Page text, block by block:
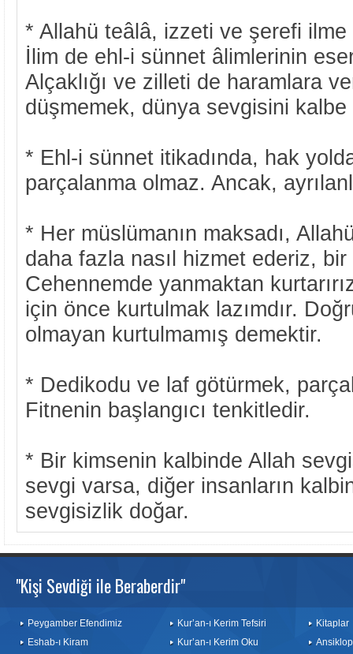
* Allahü teâlâ, izzeti ve şerefi
İlim de ehl-i sünnet âlimlerinin
Alçaklığı ve zilleti de haramlara
düşmemek, dünya sevgisini kalbe
* Ehl-i sünnet itikadında, hak
parçalanma olmaz. Ancak,
* Her müslümanın maksadı,
daha fazla nasıl hizmet ederiz, bir
Cehennemde yanmaktan
için önce kurtulmak lazımdır.
olmayan kurtulmamış demektir.
* Dedikodu ve laf götürmek,
Fitnenin başlangıcı tenkitledir.
* Bir kimsenin kalbinde Allah
sevgi varsa, diğer insanların
sevgisizlik doğar.
"Kişi Sevdiği ile Beraberdir"
Peygamber Efendimiz
Eshab-ı Kiram
Kur’an-ı Kerim Tefsiri
Kur’an-ı Kerim Oku
Kitaplar